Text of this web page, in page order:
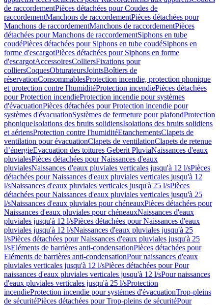
de raccordementPièces détachées pour Coudes de
raccordementManchons de raccordementPièces détachées pour
Manchons de raccordementManchons de raccordementPièces
détachées pour Manchons de raccordementSiphons en tube
coudéPièces détachées pour Siphons en tube coudéSiphons en
forme d'escargotPièces détachées pour Siphons en forme
d'escargotAccessoiresColliersFixations pour
colliersCoquesObturateursJointsBoîtiers de
réservationConsommablesProtection incendie, protection phonique
et protection contre l'humiditéProtection incendiePièces détachées
pour Protection incendieProtection incendie pour systèmes
d'évacuationPièces détachées pour Protection incendie pour
systèmes d'évacuationSystèmes de fermeture pour plafondProtection
phoniqueIsolations des bruits solidiensIsolations des bruits solidiens
et aériensProtection contre l'humiditéEtanchementsClapets de
ventilation pour évacuationClapets de ventilationClapets de retenue
d’énergieEvacuation des toitures Geberit PluviaNaissances d'eaux
pluvialesPièces détachées pour Naissances d'eaux
pluvialesNaissances d'eaux pluviales verticales jusqu'à 12 l/sPièces
détachées pour Naissances d'eaux pluviales verticales jusqu'à 12
l/sNaissances d'eaux pluviales verticales jusqu'à 25 l/sPièces
détachées pour Naissances d'eaux pluviales verticales jusqu'à 25
l/sNaissances d'eaux pluviales pour chéneauxPièces détachées pour
Naissances d'eaux pluviales pour chéneauxNaissances d'eaux
pluviales jusqu'à 12 l/sPièces détachées pour Naissances d'eaux
pluviales jusqu'à 12 l/sNaissances d'eaux pluviales jusqu'à 25
l/sPièces détachées pour Naissances d'eaux pluviales jusqu'à 25
l/sEléments de barrières anti-condensationPièces détachées pour
Eléments de barrières anti-condensationPour naissances d'eaux
pluviales verticales jusqu'à 12 l/sPièces détachées pour Pour
naissances d'eaux pluviales verticales jusqu'à 12 l/sPour naissances
d'eaux pluviales verticales jusqu'à 25 l/sProtection
incendieProtection incendie pour systèmes d'évacuationTrop-pleins
de sécuritéPièces détachées pour Trop-pleins de sécuritéPour